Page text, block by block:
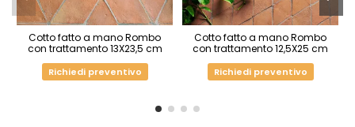
Cotto fatto a mano Rombo
con trattamento 13X23,5 cm
Richiedi preventivo
Cotto fatto a mano Rombo
con trattamento 12,5X25 cm
Richiedi preventivo